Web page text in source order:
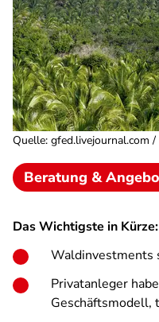
Quelle: gfed.livejournal.com
Beratung &
Das Wichtigste in Kürze:
Waldinvestments
Privatanleger
Geschäftsmodell,